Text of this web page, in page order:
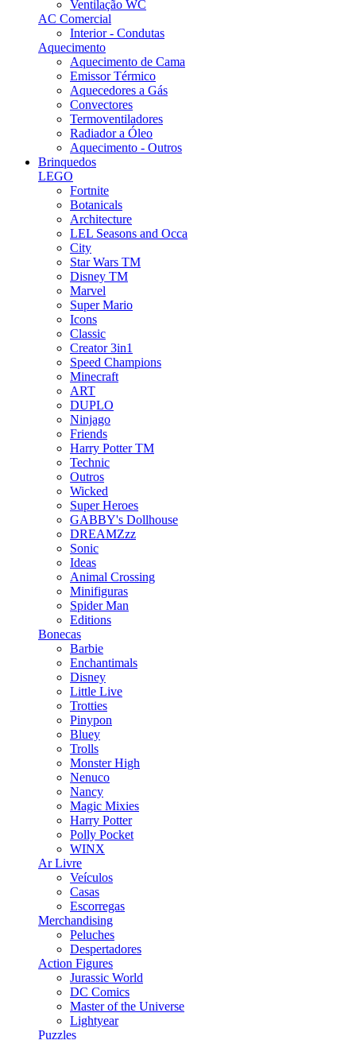
Ventilação WC
AC Comercial
Interior - Condutas
Aquecimento
Aquecimento de Cama
Emissor Térmico
Aquecedores a Gás
Convectores
Termoventiladores
Radiador a Óleo
Aquecimento - Outros
Brinquedos
LEGO
Fortnite
Botanicals
Architecture
LEL Seasons and Occa
City
Star Wars TM
Disney TM
Marvel
Super Mario
Icons
Classic
Creator 3in1
Speed Champions
Minecraft
ART
DUPLO
Ninjago
Friends
Harry Potter TM
Technic
Outros
Wicked
Super Heroes
GABBY's Dollhouse
DREAMZzz
Sonic
Ideas
Animal Crossing
Minifiguras
Spider Man
Editions
Bonecas
Barbie
Enchantimals
Disney
Little Live
Trotties
Pinypon
Bluey
Trolls
Monster High
Nenuco
Nancy
Magic Mixies
Harry Potter
Polly Pocket
WINX
Ar Livre
Veículos
Casas
Escorregas
Merchandising
Peluches
Despertadores
Action Figures
Jurassic World
DC Comics
Master of the Universe
Lightyear
Puzzles